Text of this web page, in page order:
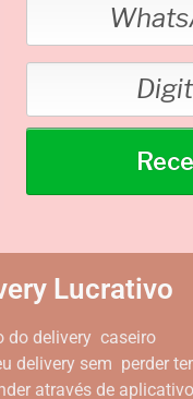
Lucrativo
do delivery caseiro
delivery sem perder
através de